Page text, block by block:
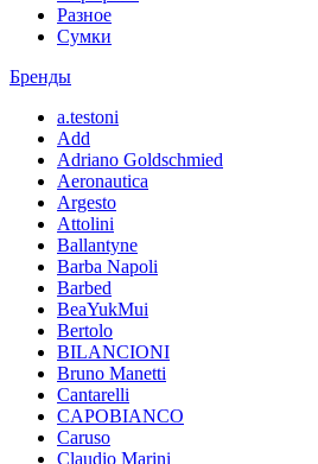
Разное
Сумки
Бренды
a.testoni
Add
Adriano Goldschmied
Aeronautica
Argesto
Attolini
Ballantyne
Barba Napoli
Barbed
BeaYukMui
Bertolo
BILANCIONI
Bruno Manetti
Cantarelli
CAPOBIANCO
Caruso
Claudio Marini